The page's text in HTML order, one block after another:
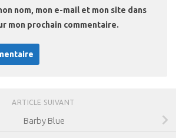
nom, mon e-mail et mon site dans
mon prochain commentaire.
ARTICLE SUIVANT
Barby Blue